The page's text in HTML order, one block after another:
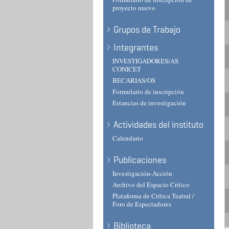
proyecto nuevo
Grupos de Trabajo
Integrantes
INVESTIGADORES/AS
CONICET
BECARIAS/OS
Formulario de inscripción
Estancias de investigación
Actividades del instituto
Calendario
Publicaciones
Investigación-Acción
Archivo del Espacio Crítico
Plataforma de Crítica Teatral /
Foro de Espectadores
Biblioteca